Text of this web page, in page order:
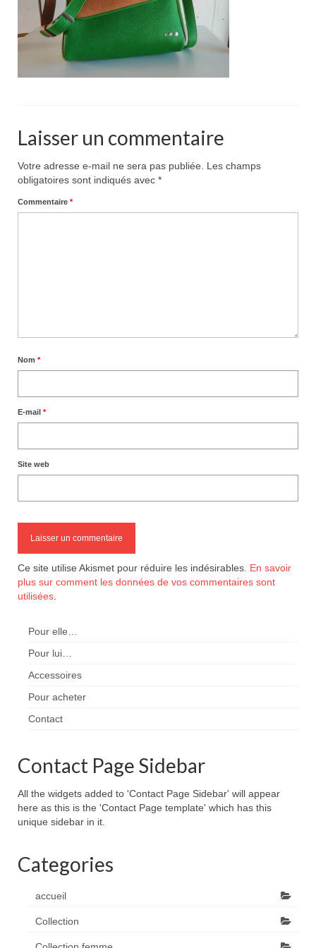
Pour acheter
Contact
Laisser un commentaire
Votre adresse e-mail ne sera pas publiée.
Les champs
obligatoires sont indiqués avec *
Commentaire *
Nom *
E-mail *
Site web
Ce site utilise Akismet pour réduire les indésirables. En savoir
plus sur comment les données de vos commentaires sont
utilisées
Pour elle…
Pour lui…
Accessoires
Pour acheter
Contact
Contact Page Sidebar
All the widgets added to 'Contact Page Sidebar' will appear
here as this is the 'Contact Page template' which has this
unique sidebar in it.
Categories
accueil
Collection